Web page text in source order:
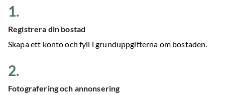
1.
Registrera din bostad
Skapa ett konto och fyll i grunduppgifterna om bostaden.
2.
Fotografering och annonsering